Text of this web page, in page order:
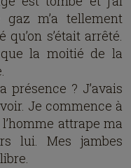
gaz m’a tellement
s’était arrêté.
la moitié de la
présence ? J’avais
Je commence à
attrape ma
lui. Mes jambes